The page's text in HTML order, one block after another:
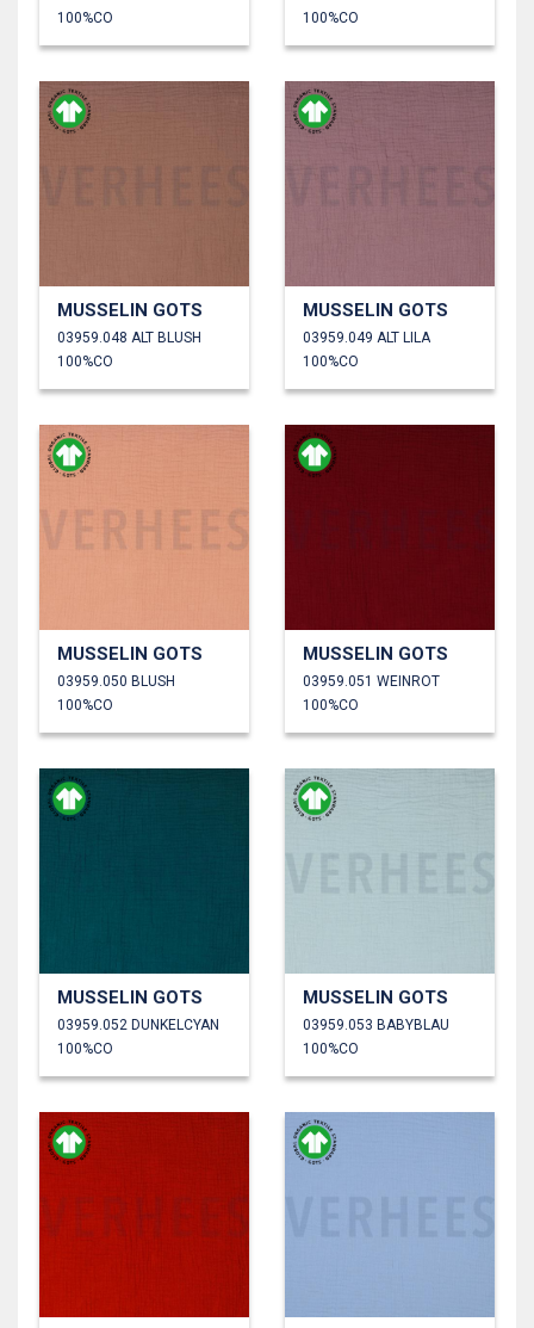
100%CO
100%CO
MUSSELIN GOTS
03959.048 ALT BLUSH
100%CO
MUSSELIN GOTS
03959.049 ALT LILA
100%CO
MUSSELIN GOTS
03959.050 BLUSH
100%CO
MUSSELIN GOTS
03959.051 WEINROT
100%CO
MUSSELIN GOTS
03959.052 DUNKELCYAN
100%CO
MUSSELIN GOTS
03959.053 BABYBLAU
100%CO